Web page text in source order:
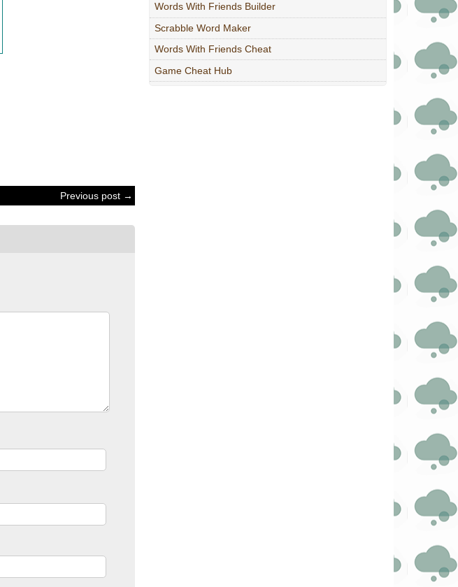
Previous post →
Words With Friends Builder
Scrabble Word Maker
Words With Friends Cheat
Game Cheat Hub